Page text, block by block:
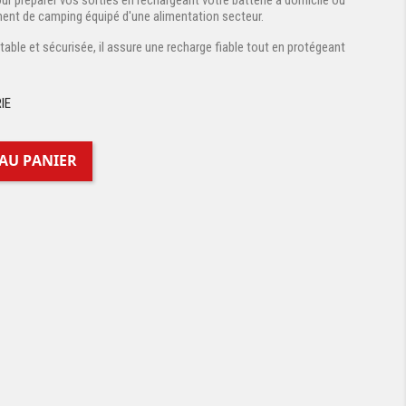
de camping équipé d'une alimentation secteur.
et sécurisée, il assure une recharge fiable tout en protégeant
PANIER